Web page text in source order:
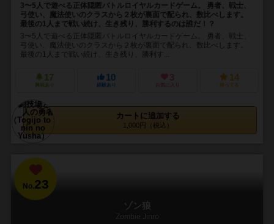
3〜5人で遊べる正体隠匿バトルロイヤルカードゲーム。 勇者、戦士、
弓使い、魔法使いのクラスから２枚が裏面で配られ、数比べします。
最後の1人まで戦い続け、生き残り、勝利するのは誰だ！？
3〜5人で遊べる正体隠匿バトルロイヤルカードゲーム。 勇者、戦士、
弓使い、魔法使いのクラスから２枚が裏面で配られ、数比べします。
最後の1人まで戦い続け、生き残り、勝利す...
17
興味あり
10
経験あり
3
お気に入り
14
持ってる
カートに追加する
1,000円（税込）
No.23
ゾン狼
Zombie Jinro